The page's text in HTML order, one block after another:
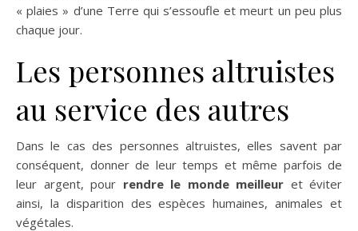
« plaies » d’une Terre qui s’essoufle et meurt un peu plus
chaque jour.
Les personnes altruistes
au service des autres
Dans le cas des personnes altruistes, elles savent par
conséquent, donner de leur temps et même parfois de
leur argent, pour rendre le monde meilleur et éviter
ainsi, la disparition des espèces humaines, animales et
végétales.